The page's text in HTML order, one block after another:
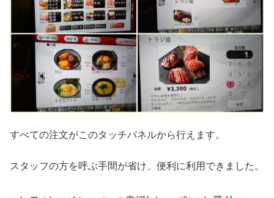
すべての注文がこのタッチパネルから行えます。
スタッフの方を呼ぶ手間が省け、便利に利用できました。